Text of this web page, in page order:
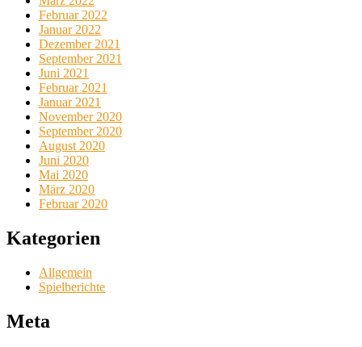
Februar 2022
Januar 2022
Dezember 2021
September 2021
Juni 2021
Februar 2021
Januar 2021
November 2020
September 2020
August 2020
Juni 2020
Mai 2020
März 2020
Februar 2020
Kategorien
Allgemein
Spielberichte
Meta